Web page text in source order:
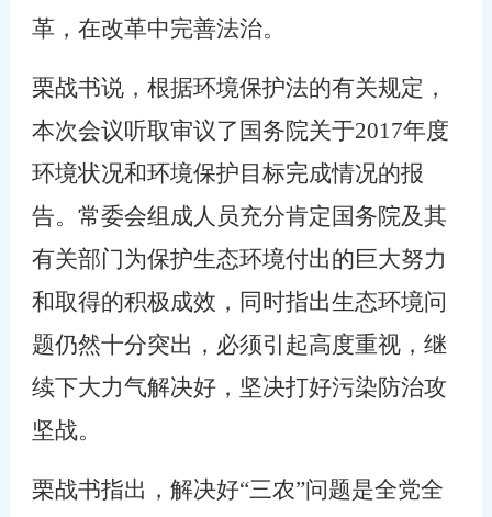
革，在改革中完善法治。
栗战书说，根据环境保护法的有关规定，
本次会议听取审议了国务院关于2017年度
环境状况和环境保护目标完成情况的报
告。常委会组成人员充分肯定国务院及其
有关部门为保护生态环境付出的巨大努力
和取得的积极成效，同时指出生态环境问
题仍然十分突出，必须引起高度重视，继
续下大力气解决好，坚决打好污染防治攻
坚战。
栗战书指出，解决好“三农”问题是全党全